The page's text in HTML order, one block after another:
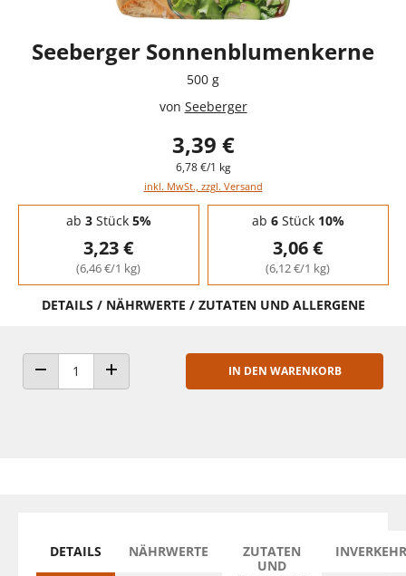
Seeberger Sonnenblumenkerne
500 g
von Seeberger
3,39 €
6,78 €/1 kg
inkl. MwSt., zzgl. Versand
Staffelpreise - Mengenrabatt
ab 3Stück 5%
3,23 €
(6,46 €/1 kg)
ab 6Stück 10%
3,06 €
(6,12 €/1 kg)
DETAILS / NÄHRWERTE / ZUTATEN UND ALLERGENE
ANZAHL VERRINGERNANZAHL ERHÖHEN
IN DEN WARENKORB
DETAILS NÄHRWERTE
ZUTATEN
UND